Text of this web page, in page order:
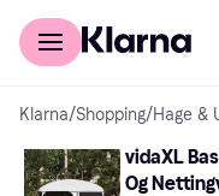
For kunder
Klarna/Shopping/Hage &
vidaXL
Og